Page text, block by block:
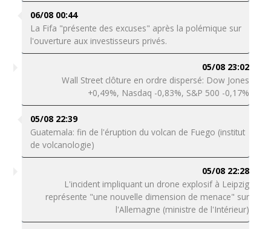
06/08 00:44
La Fifa "présente des excuses" après la polémique sur
l'ouverture aux investisseurs privés.
05/08 23:02
Wall Street clôture en ordre dispersé: Dow Jones
+0,49%, Nasdaq -0,83%, S&P 500 -0,17%
05/08 22:39
Guatemala: fin de l'éruption du volcan de Fuego (institut
de volcanologie)
05/08 22:28
L'incident impliquant un drone explosif à Leipzig
représente "une nouvelle dimension de menace" sur
l'Allemagne (ministre de l'Intérieur)